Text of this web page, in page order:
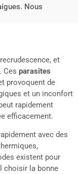
Nous
et
Ces parasites
provoquent de
et un inconfort
rapidement
efficacement.
avec des
existent pour
choisir la bonne